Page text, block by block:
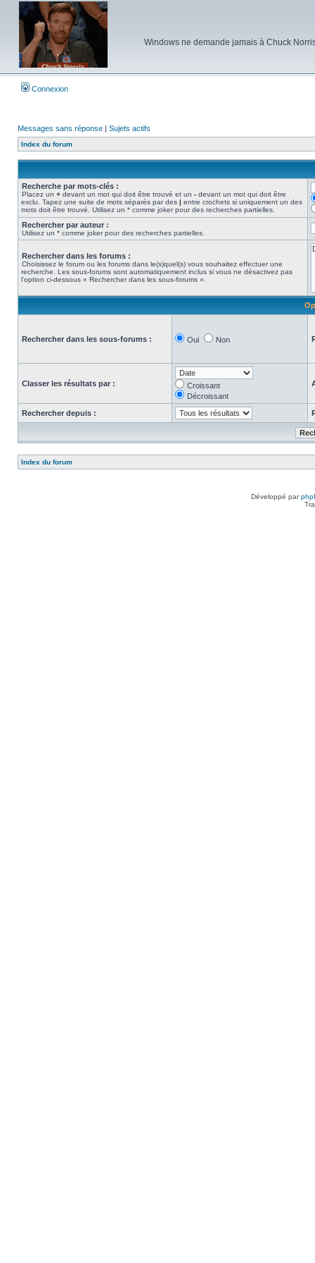
Windows ne demande jamais à Chuck
Connexion
Messages sans réponse | Sujets actifs
Index du forum
Recherche par mots-clés :
Placez un + devant un mot qui doit être trouvé et un - devant un mot qui doit être
exclu. Tapez une suite de mots séparés par des | entre crochets si uniquement un des
mots doit être trouvé. Utilisez un * comme joker pour des recherches partielles.
Rechercher par auteur :
Utilisez un * comme joker pour des recherches partielles.
Rechercher dans les forums :
Choisissez le forum ou les forums dans le(s)quel(s) vous souhaitez effectuer une
recherche. Les sous-forums sont automatiquement inclus si vous ne désactivez pas
l’option ci-dessous « Rechercher dans les sous-forums ».
Rechercher dans les sous-forums : Oui Non
Classer les résultats par :
Croissant
Décroissant
Rechercher depuis :
Index du forum
Développé par